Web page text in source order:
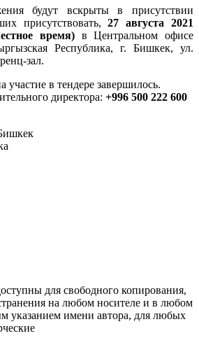
будут вскрыты в присутствии
присутствовать,27 августа 2021
время) в Центральном офисе
Республика, г. Бишкек, ул.
зал.
участие в тендере завершилось.
директора: +996 500 222 600
для свободного копирования,
на любом носителе и в любом
указанием имени автора, для любых